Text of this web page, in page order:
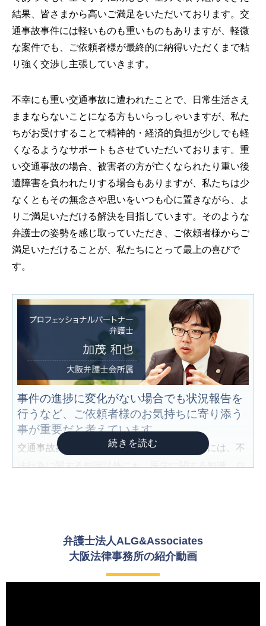
結果、皆さまから高いご満足をいただいております。交
通事故事件には軽いものも重いものもありますが、軽微
な案件でも、ご依頼者様が最終的に納得いただくまで粘
り強く交渉し主張していきます。
不幸にも重い交通事故に遭われたことで、日常生活さえ
ままならないことになる方もいらっしゃいますが、私た
ちがお受けすることで精神的・経済的負担が少しでも軽
くなるようなサポートもさせていただいております。重
い交通事故の場合、被害者の方が亡くなられたり重い後
遺障害を負われたりする場合もありますが、私たちは少
なくともその無念さや思いをいつも心に置きながら、よ
りご満足いただける解決を目指しています。そのような
弁護士の姿勢を感じ取っていただき、ご依頼者様からご
満足いただけることが、私たちにとって最上の喜びで
す。
事件の進捗に変化がない場合でも状況報告を
行うなど、ご依頼者様のお気持ちに寄り添う
事が重要だと考えています。
交通事故案件を適切かつ迅速に処理するためには、不
法行為に関する知識以外にも、医学に関する知識、自
ために、これらの専門的な知識や能力を駆使して事件
を解決することにやりがいを感じたため、交通事故案
件に力を入れたいと考えるようになりました。
弁護士法人ALG&Associates
大阪法律事務所の紹介動画